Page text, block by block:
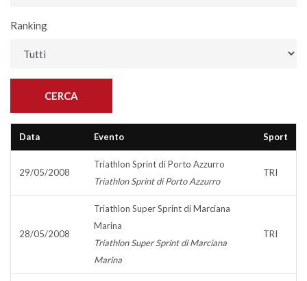
Ranking
Data Evento Sport
29/05/2008
Triathlon Sprint di Porto Azzurro
Triathlon Sprint di Porto Azzurro
TRI
28/05/2008
Triathlon Super Sprint di Marciana
Marina
Triathlon Super Sprint di Marciana
Marina
TRI